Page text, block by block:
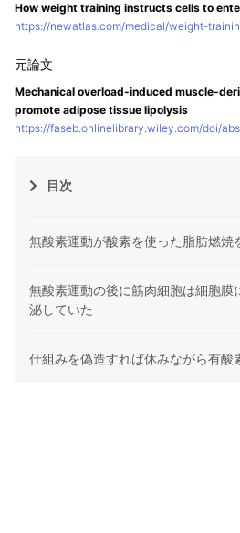
How weight training instructs cells to
https://newatlas.com/medical/weight-
Mechanical overload-induced muscle-
promote adipose tissue lipolysis
https://faseb.onlinelibrary.wiley.com/doi/
目次
無酸素運動が酸素を使った脂肪燃焼
無酸素運動の後に筋肉細胞は細胞膜
泌していた
仕組みを偽造すれば休みながら有酸